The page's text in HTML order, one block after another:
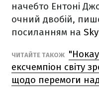
начебто Ентоні
очний двобій,
посиланням на
ЧИТАЙТЕ ТАКОЖ
ексчемпіон світу
щодо перемоги